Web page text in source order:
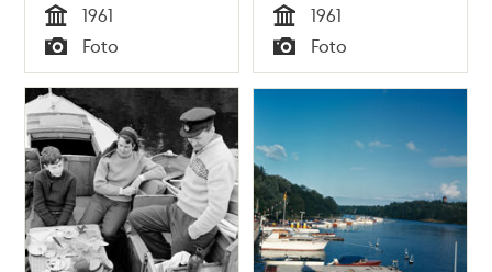
Tid
1961
Typ
Foto Tid
1961
Typ
Foto